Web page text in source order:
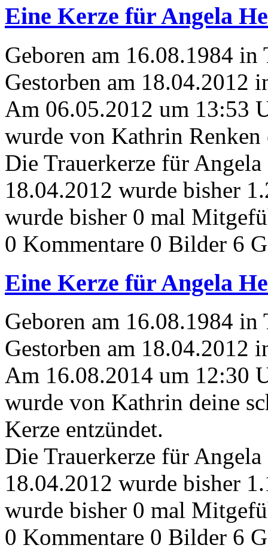
Eine Kerze für Angela
Geboren am 16.08.1984 in
Gestorben am 18.04.2012
Am 06.05.2012 um 13:53
wurde von Kathrin Renken
Die Trauerkerze für
18.04.2012 wurde bisher
wurde bisher 0 mal
0 Kommentare 0 Bilder 6
Eine Kerze für Angela
Geboren am 16.08.1984 in
Gestorben am 18.04.2012
Am 16.08.2014 um 12:30
wurde von Kathrin deine
Kerze entzündet.
Die Trauerkerze für
18.04.2012 wurde bisher
wurde bisher 0 mal
0 Kommentare 0 Bilder 6